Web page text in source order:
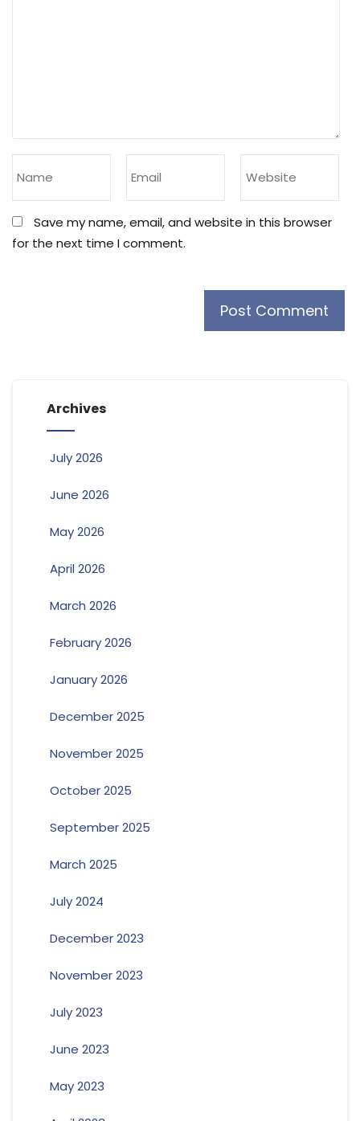
Save my name, email, and website in this browser
for the next time I comment.
Archives
July 2026
June 2026
May 2026
April 2026
March 2026
February 2026
January 2026
December 2025
November 2025
October 2025
September 2025
March 2025
July 2024
December 2023
November 2023
July 2023
June 2023
May 2023